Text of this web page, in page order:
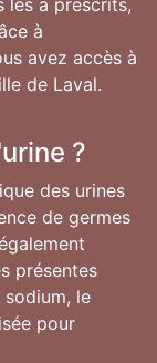
les a prescrits,
à
avez accès à
de Laval.
?
des urines
de germes
présentes
sodium, le
pour